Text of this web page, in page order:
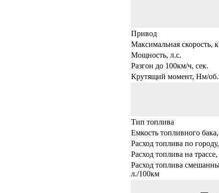
Привод
Максимальная скорость,
Мощность, л.с.
Разгон до 100км/ч, сек.
Крутящий момент, Нм/
Тип топлива
Емкость топливного
Расход топлива по
Расход топлива на
Расход топлива
л./100км